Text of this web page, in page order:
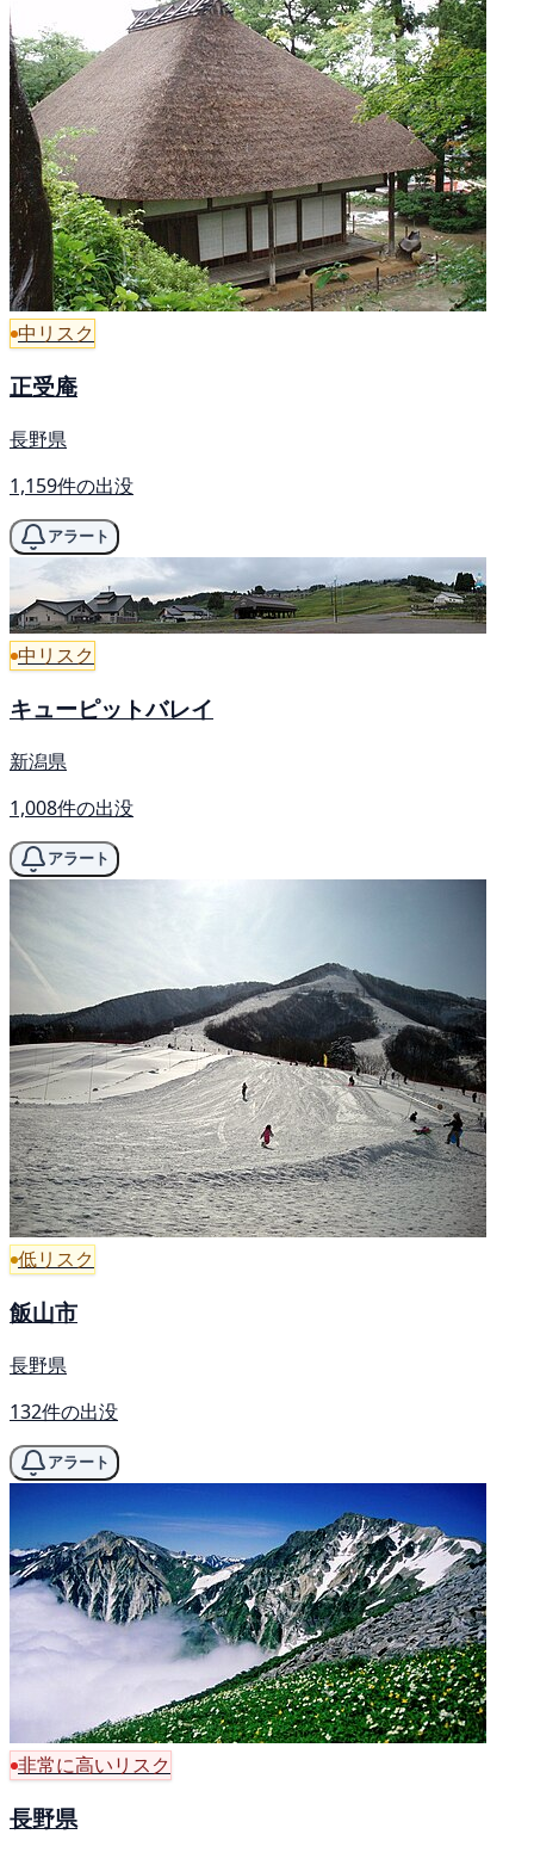
中リスク
正受庵
長野県
1,159件の出没
アラート
中リスク
キューピットバレイ
新潟県
1,008件の出没
アラート
低リスク
飯山市
長野県
132件の出没
アラート
非常に高いリスク
長野県